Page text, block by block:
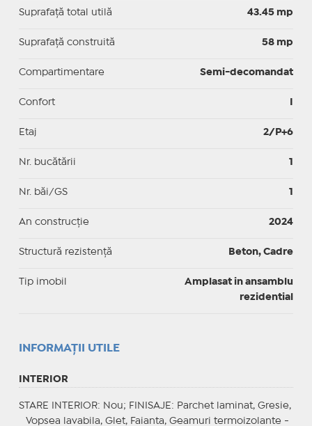
Suprafaţă total utilă 43.45 mp
Suprafaţă construită 58 mp
Compartimentare Semi-decomandat
Confort
Etaj 2/P+6
Nr. bucătării 1
Nr. băi/GS 1
An construcție 2024
Structură rezistență Beton, Cadre
Tip imobil
Amplasat in ansamblu
rezidential
INFORMAŢII UTILE
INTERIOR
STARE INTERIOR: Nou; FINISAJE : Parchet laminat, Gresie,
Vopsea lavabila, Glet, Faianta, Geamuri termoizolante -